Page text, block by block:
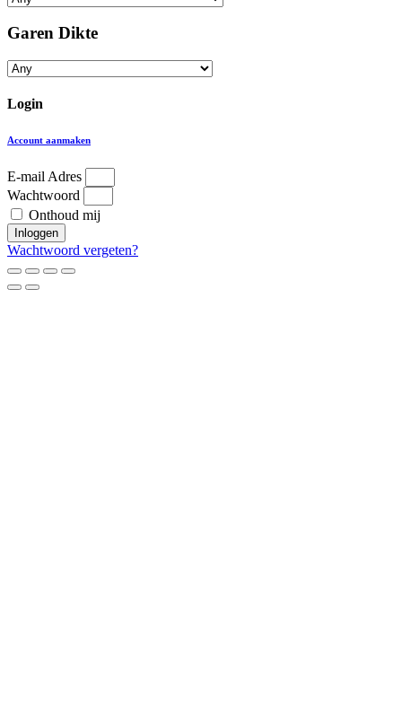
Garen Dikte
Login
Account aanmaken
E-mail Adres
Wachtwoord
Onthoud mij
Inloggen
Wachtwoord vergeten?